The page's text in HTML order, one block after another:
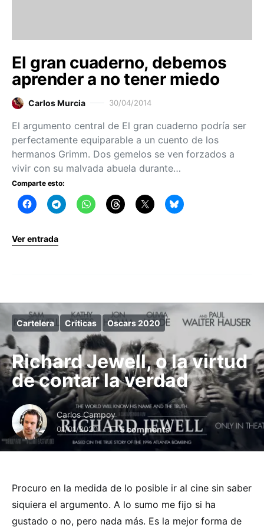
El gran cuaderno, debemos
aprender a no tener miedo
Carlos Murcia 30/04/2014
El argumento central de El gran cuaderno podría ser
perfectamente equiparable a un cuento de los
hermanos Grimm. Dos gemelos se ven forzados a
vivir con su malvada abuela durante…
Comparte esto:
Ver entrada
Cartelera Críticas Oscars 2020
Richard Jewell, o la virtud
de contar la verdad
Carlos Campoy
01/01/2020 5 comments
Procuro en la medida de lo posible ir al cine sin saber
siquiera el argumento. A lo sumo me fijo si ha
gustado o no, pero nada más. Es la mejor forma de